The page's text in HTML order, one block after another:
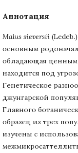
Аннотация
Malus sieversii
основным
обладающая ценным
находится под
Генетическое
джунгарской
Главного
образец из трех
изучены с